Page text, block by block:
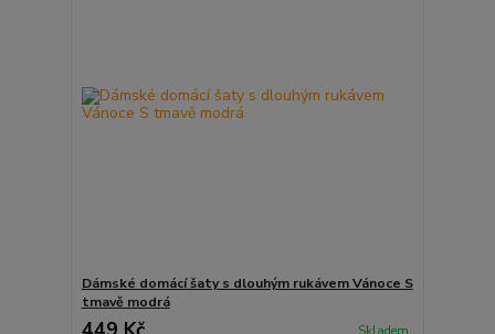
Dámské domácí šaty s dlouhým rukávem Vánoce S
tmavě modrá